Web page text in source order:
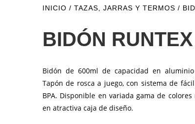
INICIO / TAZAS, JARRAS Y TERMOS /
BIDÓN RUNTEX
Bidón de 600ml de capacidad en
Tapón de rosca a juego, con sistema de
BPA. Disponible en variada gama de
en atractiva caja de diseño.